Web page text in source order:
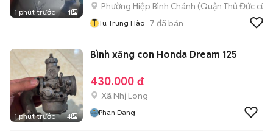
1 phút trước 1
Phường Hiệp Bình Chánh (Quận Thủ Đức cũ)
T Tu Trung Hào 7 đã bán
1 phút trước 4
Bình xăng con Honda Dream 125
430.000 đ
Xã Nhị Long
Phan Dang